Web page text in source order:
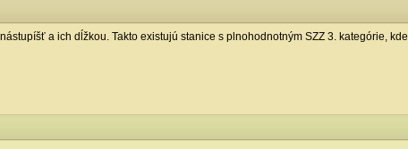
a ich dĺžkou. Takto existujú stanice s plnohodnotným SZZ 3. kategórie,